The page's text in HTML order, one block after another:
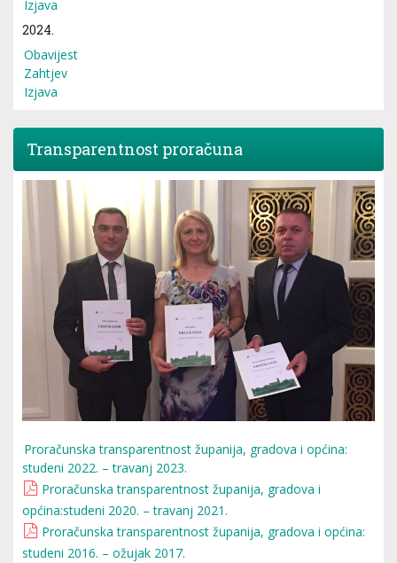
Izjava
2024.
Obavijest
Zahtjev
Izjava
Transparentnost proračuna
Proračunska transparentnost županija, gradova i općina:
studeni 2022. – travanj 2023.
Proračunska transparentnost županija, gradova i
općina:studeni 2020. – travanj 2021.
Proračunska transparentnost županija, gradova i općina:
studeni 2016. – ožujak 2017.